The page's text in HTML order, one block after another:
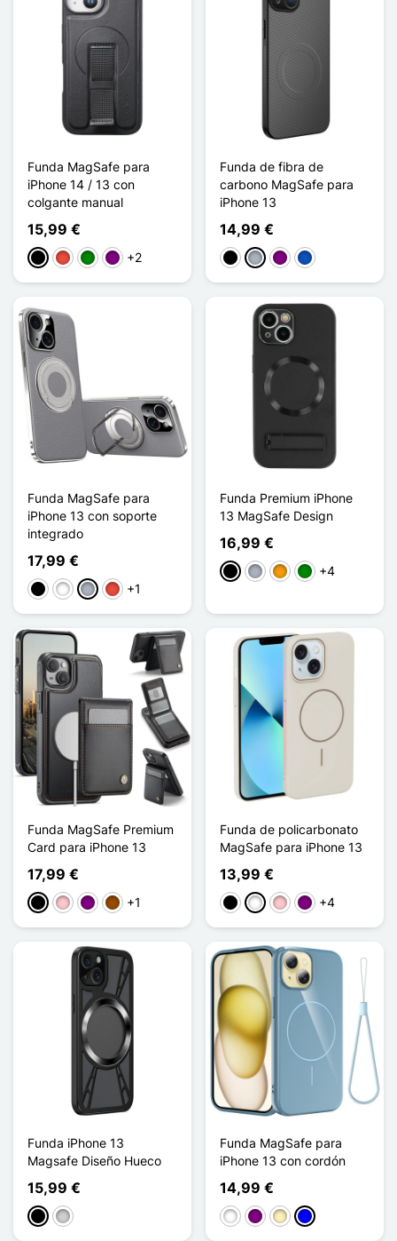
Funda MagSafe para
iPhone 14 / 13 con
colgante manual
15,99 €
NegroRojoVerdePúrpura
+2
Funda de fibra de
carbono MagSafe para
iPhone 13
14,99 €
Negro
Gris Púrpura
Saphir
Funda MagSafe para
iPhone 13 con soporte
integrado
17,99 €
NegroBlanco
Gris Rojo+1
Funda Premium iPhone
13 MagSafe Design
16,99 €
NegroGris NaranjaVerde
+4
Funda MagSafe Premium
Card para iPhone 13
17,99 €
NegroRosaPúrpuraMarrón
+1
Funda de policarbonato
MagSafe para iPhone 13
13,99 €
NegroBlancoRosaPúrpura
+4
Funda iPhone 13
Magsafe Diseño Hueco
15,99 €
NegroPlata
Funda MagSafe para
iPhone 13 con cordón
14,99 €
BlancoPúrpura
Oro Azul